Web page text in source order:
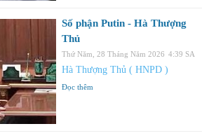
Số phận Putin - Hà Thượng
Thủ
Thứ Năm, 28 Tháng Năm 2026 4:39 SA
Hà Thượng Thủ ( HNPD )
Đọc thêm